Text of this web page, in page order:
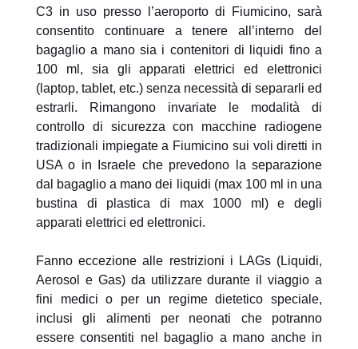
C3 in uso presso l’aeroporto di Fiumicino, sarà
consentito continuare a tenere all’interno del
bagaglio a mano sia i contenitori di liquidi fino a
100 ml, sia gli apparati elettrici ed elettronici
(laptop, tablet, etc.) senza necessità di separarli ed
estrarli. Rimangono invariate le modalità di
controllo di sicurezza con macchine radiogene
tradizionali impiegate a Fiumicino sui voli diretti in
USA o in Israele che prevedono la separazione
dal bagaglio a mano dei liquidi (max 100 ml in una
bustina di plastica di max 1000 ml) e degli
apparati elettrici ed elettronici.
Fanno eccezione alle restrizioni i LAGs (Liquidi,
Aerosol e Gas) da utilizzare durante il viaggio a
fini medici o per un regime dietetico speciale,
inclusi gli alimenti per neonati che potranno
essere consentiti nel bagaglio a mano anche in